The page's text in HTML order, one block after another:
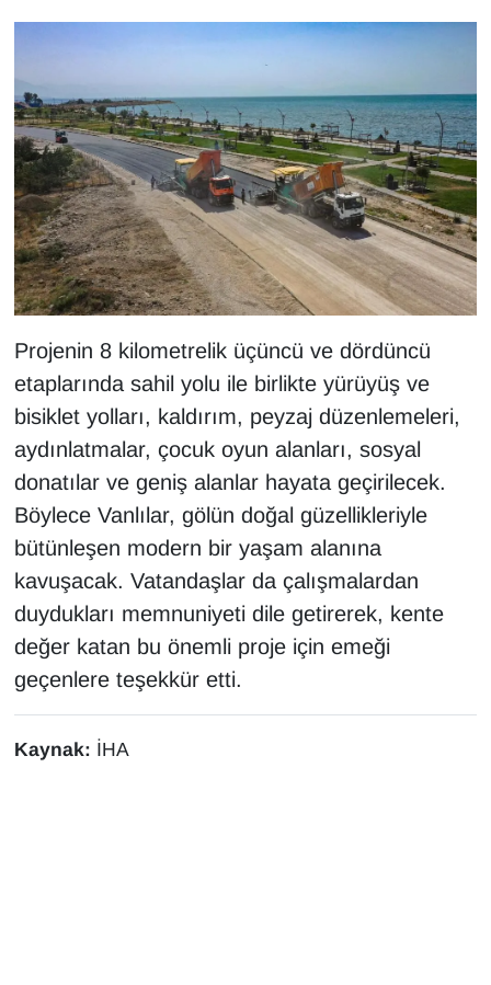
Projenin 8 kilometrelik üçüncü ve dördüncü
etaplarında sahil yolu ile birlikte yürüyüş ve
bisiklet yolları, kaldırım, peyzaj düzenlemeleri,
aydınlatmalar, çocuk oyun alanları, sosyal
donatılar ve geniş alanlar hayata geçirilecek.
Böylece Vanlılar, gölün doğal güzellikleriyle
bütünleşen modern bir yaşam alanına
kavuşacak. Vatandaşlar da çalışmalardan
duydukları memnuniyeti dile getirerek, kente
değer katan bu önemli proje için emeği
geçenlere teşekkür etti.
Kaynak: İHA